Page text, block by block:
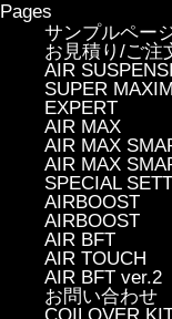
Pages
サンプルペー
お見積り/ご注
AIR
SUPER
EXPERT
AIR MAX
AIR MAX
AIR MAX
SPECIAL
AIRBOOST
AIRBOOST
AIR BFT
AIR TOUCH
AIR BFT ver.2
お問い合わせ